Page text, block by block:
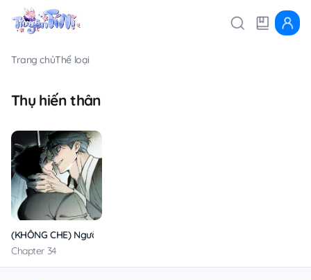
Trang chủThể loại
Thụ hiến thân
(KHÔNG CHE) Người Chồng Hiến Tế
Chapter 34